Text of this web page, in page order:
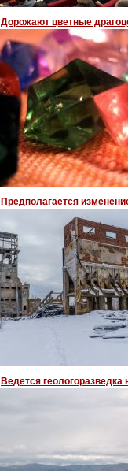
Дорожают цветные
Предполагается
Ведется геологоразведка